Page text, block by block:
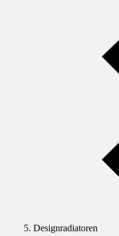
Designradiatoren